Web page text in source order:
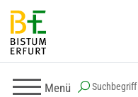
Menü